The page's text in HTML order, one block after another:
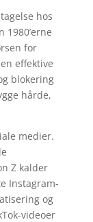
hos
for
effektive
blokering
hårde,
medier.
Z kalder
Instagram-
og
videoer